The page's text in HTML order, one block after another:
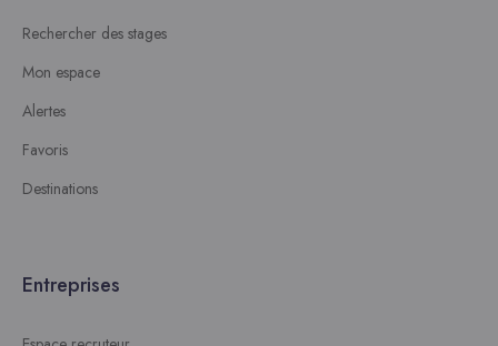
Rechercher des stages
Mon espace
Alertes
Favoris
Destinations
Entreprises